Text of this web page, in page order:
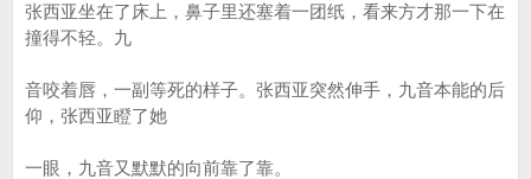
张西亚坐在了床上，鼻子里还塞着一团纸，看来方才那一下在
撞得不轻。九
音咬着唇，一副等死的样子。张西亚突然伸手，九音本能的后
仰，张西亚瞪了她
一眼，九音又默默的向前靠了靠。